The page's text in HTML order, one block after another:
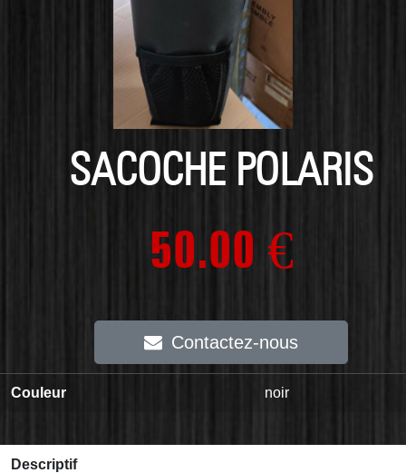
SACOCHE POLARIS
50.00 €
Contactez-nous
Couleur noir
Descriptif